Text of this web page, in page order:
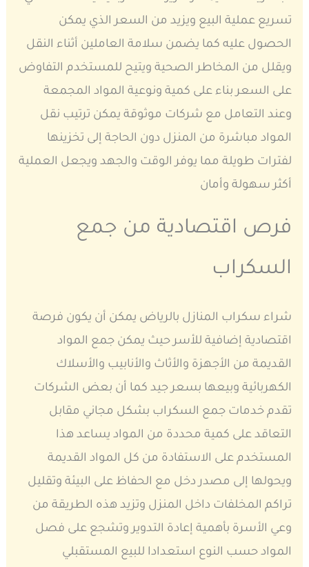
تسريع عملية البيع ويزيد من السعر الذي يمكن
الحصول عليه كما يضمن سلامة العاملين أثناء النقل
ويقلل من المخاطر الصحية ويتيح للمستخدم التفاوض
على السعر بناء على كمية ونوعية المواد المجمعة
وعند التعامل مع شركات موثوقة يمكن ترتيب نقل
المواد مباشرة من المنزل دون الحاجة إلى تخزينها
لفترات طويلة مما يوفر الوقت والجهد ويجعل العملية
أكثر سهولة وأمان
فرص اقتصادية من جمع
السكراب
شراء سكراب المنازل بالرياض يمكن أن يكون فرصة
اقتصادية إضافية للأسر حيث يمكن جمع المواد
القديمة من الأجهزة والأثاث والأنابيب والأسلاك
الكهربائية وبيعها بسعر جيد كما أن بعض الشركات
تقدم خدمات جمع السكراب بشكل مجاني مقابل
التعاقد على كمية محددة من المواد يساعد هذا
المستخدم على الاستفادة من كل المواد القديمة
ويحولها إلى مصدر دخل مع الحفاظ على البيئة وتقليل
تراكم المخلفات داخل المنزل وتزيد هذه الطريقة من
وعي الأسرة بأهمية إعادة التدوير وتشجع على فصل
المواد حسب النوع استعدادا للبيع المستقبلي